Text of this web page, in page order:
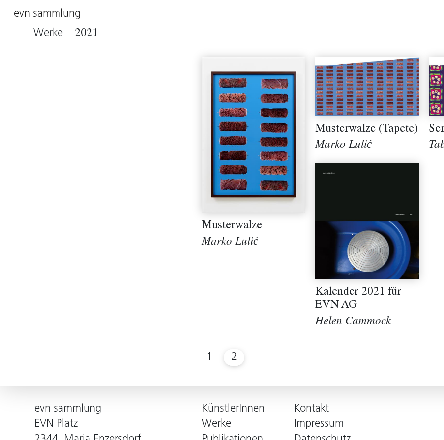
evn sammlung
Werke 2021
Musterwalze
Marko Lulić
Musterwalze (Tapete)
Marko Lulić
Kalender 2021 für
EVN AG
Helen Cammock
1 2
evn sammlung
EVN Platz
KünstlerInnen
Werke
Kontakt
Impressum